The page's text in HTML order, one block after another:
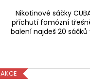
Nikotinové sáčky
příchutí famózní
balení najdeš 20 sáčků
AKCE